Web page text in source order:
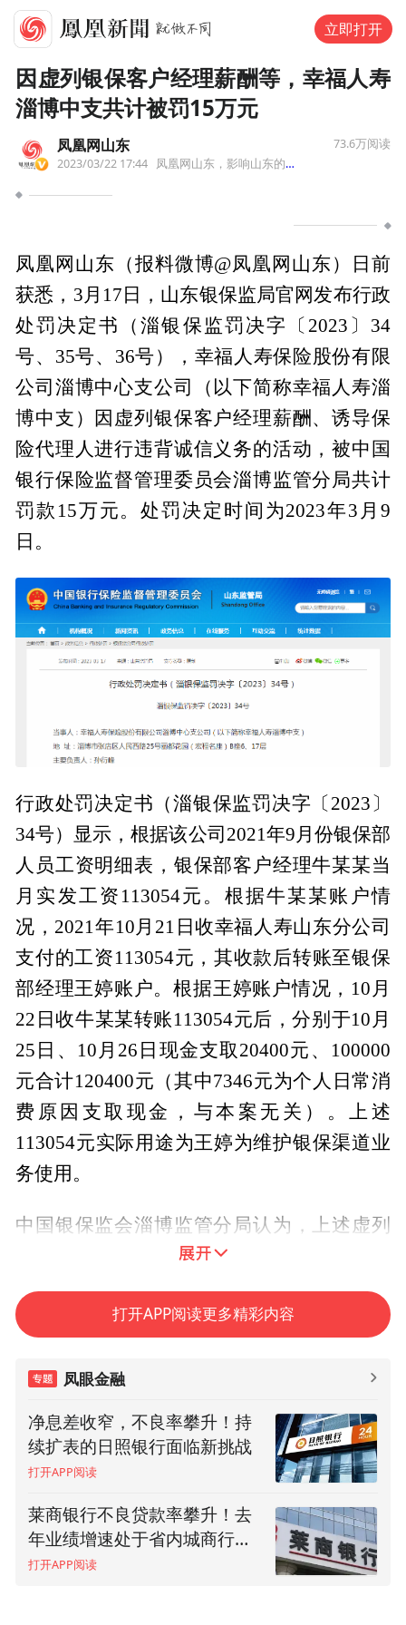
立即打开
因虚列银保客户经理薪酬等，幸福人寿
淄博中支共计被罚15万元
凤凰网山东
2023/03/22 17:44 凤凰网山东，影响山东的力量！
73.6万阅读
凤凰网山东（报料微博@凤凰网山东）日前
获悉，3月17日，山东银保监局官网发布行政
处罚决定书（淄银保监罚决字〔2023〕34
号、35号、36号），幸福人寿保险股份有限
公司淄博中心支公司（以下简称幸福人寿淄
博中支）因虚列银保客户经理薪酬、诱导保
险代理人进行违背诚信义务的活动，被中国
银行保险监督管理委员会淄博监管分局共计
罚款15万元。处罚决定时间为2023年3月9
日。
行政处罚决定书（淄银保监罚决字〔2023〕
34号）显示，根据该公司2021年9月份银保部
人员工资明细表，银保部客户经理牛某某当
月实发工资113054元。根据牛某某账户情
况，2021年10月21日收幸福人寿山东分公司
支付的工资113054元，其收款后转账至银保
部经理王婷账户。根据王婷账户情况，10月
22日收牛某某转账113054元后，分别于10月
25日、10月26日现金支取20400元、100000
元合计120400元（其中7346元为个人日常消
费原因支取现金，与本案无关）。上述
113054元实际用途为王婷为维护银保渠道业
务使用。
中国银保监会淄博监管分局认为，上述虚列
银保客户经理薪酬的行为，违反了《中华人
民共和国保险法》第八十六条第二款的规
定，依据《中华人民共和国保险法》第一百
决定责令幸福人寿淄博中支改正，罚款14万
元。
打开APP阅读更多精彩内容
凤眼金融
净息差收窄，不良率攀升！持
续扩表的日照银行面临新挑战
打开APP阅读
莱商银行不良贷款率攀升！去
年业绩增速处于省内城商行后
排
打开APP阅读